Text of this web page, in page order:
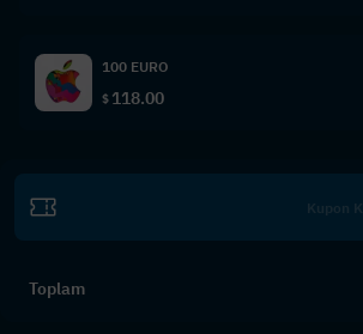
100 EURO
$ 118.00
Toplam